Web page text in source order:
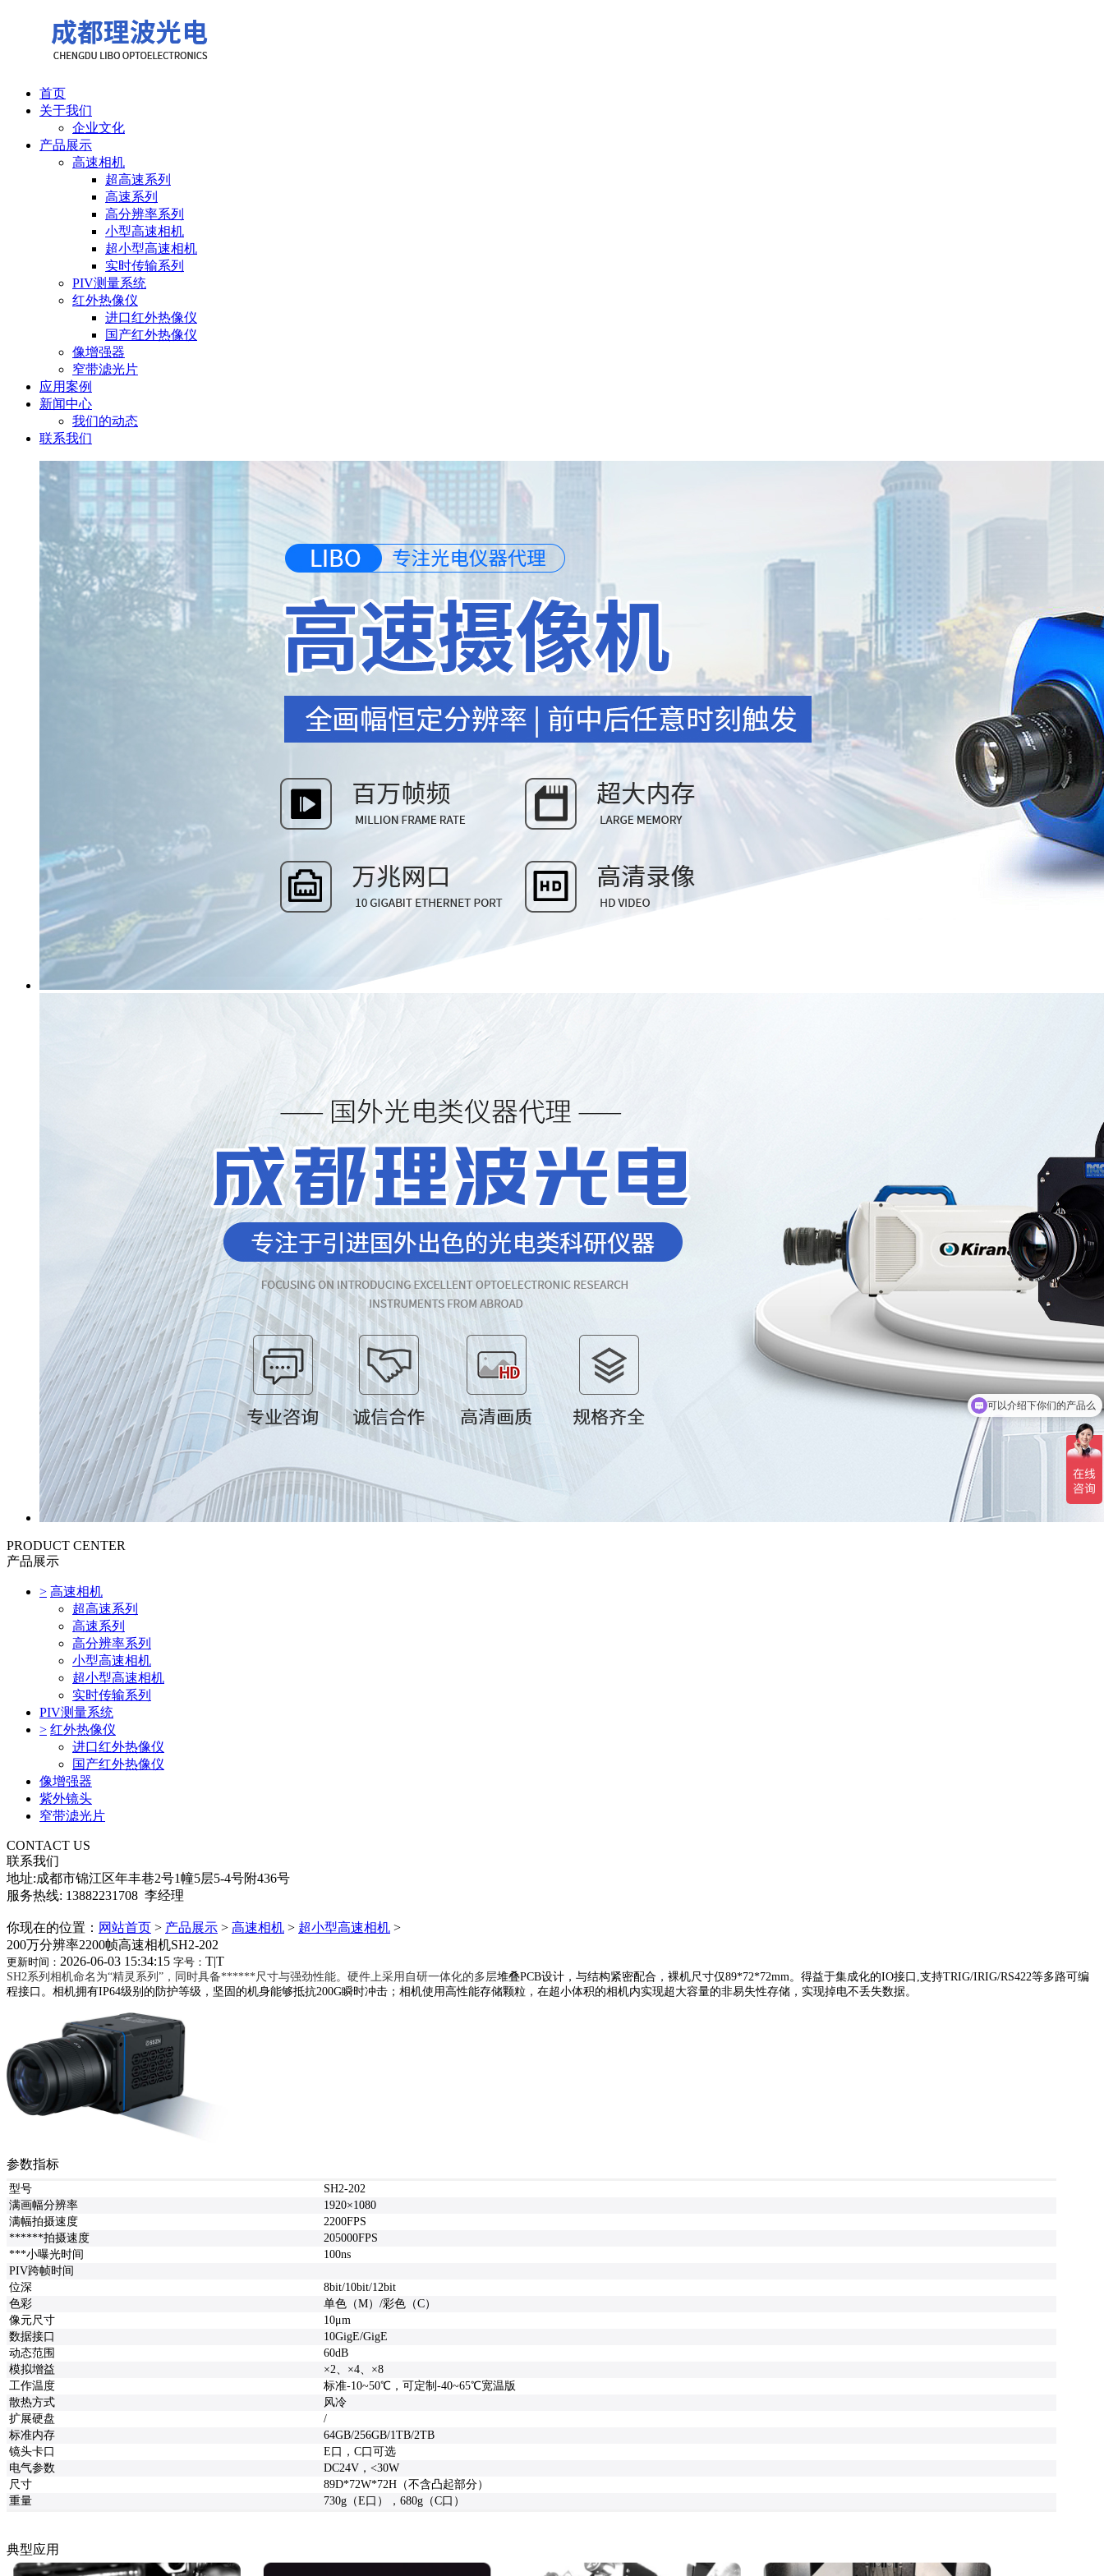
首页
关于我们
企业文化
产品展示
高速相机
超高速系列
高速系列
高分辨率系列
小型高速相机
超小型高速相机
实时传输系列
PIV测量系统
红外热像仪
进口红外热像仪
国产红外热像仪
像增强器
窄带滤光片
应用案例
新闻中心
我们的动态
联系我们
PRODUCT CENTER
产品展示
> 高速相机
超高速系列
高速系列
高分辨率系列
小型高速相机
超小型高速相机
实时传输系列
PIV测量系统
> 红外热像仪
进口红外热像仪
国产红外热像仪
像增强器
紫外镜头
窄带滤光片
CONTACT US
联系我们
地址:成都市锦江区年丰巷2号1幢5层5-4号附436号
服务热线: 13882231708 李经理
你现在的位置： 网站首页 > 产品展示 > 高速相机 > 超小型高速相机 >
200万分辨率2200帧高速相机SH2-202
更新时间： 2026-06-03 15:34:15 字号： T|T
SH2系列相机命名为“精灵系列”，同时具备******尺寸与强劲性能。硬件上采用自研一体化的多层堆叠PCB设计，与结构紧密配合，裸机尺寸仅89*72*72mm。得益于集成化的IO接口,支持TRIG/IRIG/RS422等多路可编
程接口。相机拥有IP64级别的防护等级，坚固的机身能够抵抗200G瞬时冲击；相机使用高性能存储颗粒，在超小体积的相机内实现超大容量的非易失性存储，实现掉电不丢失数据。
参数指标
型号
SH2-202
满画幅分辨率
1920×1080
满幅拍摄速度
2200FPS
******拍摄速度
205000FPS
***小曝光时间
100ns
PIV跨帧时间
位深
8bit/10bit/12bit
色彩
单色（M）/彩色（C）
像元尺寸
10μm
数据接口
10GigE/GigE
动态范围
60dB
模拟增益
×2、×4、×8
工作温度
标准-10~50℃，可定制-40~65℃宽温版
散热方式
风冷
扩展硬盘
/
标准内存
64GB/256GB/1TB/2TB
镜头卡口
E口，C口可选
电气参数
DC24V，<30W
尺寸
89D*72W*72H（不含凸起部分）
重量
730g（E口），680g（C口）
典型应用
你们是怎么收费的呢